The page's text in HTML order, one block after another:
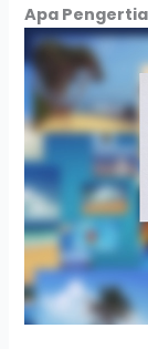
Apa